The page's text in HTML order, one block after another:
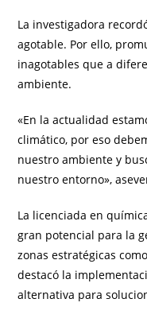
La investigadora
agotable. Por ello,
inagotables que a
ambiente.
«En la actualidad
climático, por eso
nuestro ambiente y
nuestro entorno»,
La licenciada en
gran potencial para la
zonas estratégicas
destacó la
alternativa para